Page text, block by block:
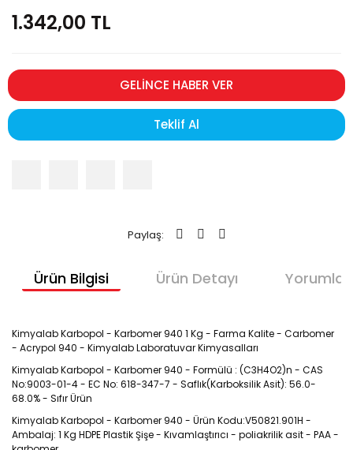
1.342,00 TL
GELİNCE HABER VER
Teklif Al
Paylaş:
Ürün Bilgisi Ürün Detayı Yorumlar
Kimyalab Karbopol - Karbomer 940 1 Kg - Farma Kalite - Carbomer
- Acrypol 940 - Kimyalab Laboratuvar Kimyasalları
Kimyalab Karbopol - Karbomer 940 - Formülü : (C3H4O2)n - CAS
No:9003-01-4 - EC No: 618-347-7 - Saflık(Karboksilik Asit): 56.0-
68.0% - Sıfır Ürün
Kimyalab Karbopol - Karbomer 940 - Ürün Kodu:V50821.901H -
Ambalaj: 1 Kg HDPE Plastik Şişe - Kıvamlaştırıcı - poliakrilik asit - PAA -